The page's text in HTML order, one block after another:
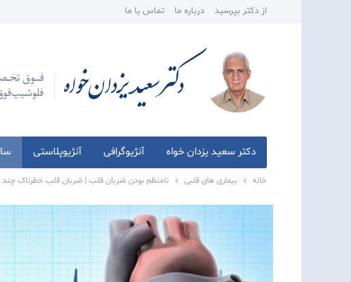
از دکتر بپرسید درباره ما تماس با ما
دکتر سعید یزدان خواه آنژیوگرافی آنژیوپلاستی
خانه بیماری های قلبی نامنظم بودن ضربان قلب | ضربان قلب خطرناک